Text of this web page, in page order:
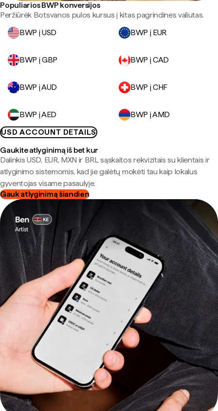
Populiarios BWP konversijos
Peržiūrėk Botsvanos pulos kursus į kitas pagrindines valiutas.
BWP į USD
BWP į EUR
BWP į GBP BWP į CAD
BWP į AUD BWP į CHF
BWP į AED
BWP į AMD
USD ACCOUNT DETAILS
Gaukite atlyginimą iš bet kur
Dalinkis USD, EUR, MXN ir BRL sąskaitos rekvizitais su klientais ir
atlyginimo sistemomis, kad jie galėtų mokėti tau kaip lokalus
gyventojas visame pasaulyje.
Gauk atlyginimą šiandien